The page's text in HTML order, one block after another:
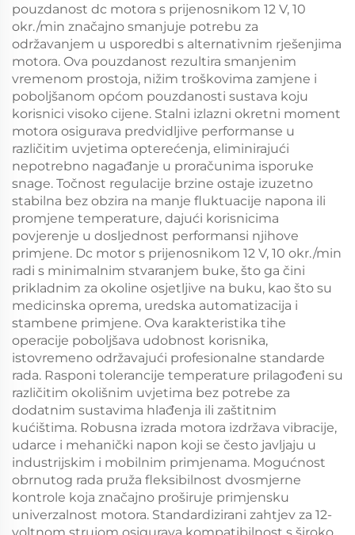
pouzdanost dc motora s prijenosnikom 12 V, 10
okr./min značajno smanjuje potrebu za
održavanjem u usporedbi s alternativnim rješenjima
motora. Ova pouzdanost rezultira smanjenim
vremenom prostoja, nižim troškovima zamjene i
poboljšanom općom pouzdanosti sustava koju
korisnici visoko cijene. Stalni izlazni okretni moment
motora osigurava predvidljive performanse u
različitim uvjetima opterećenja, eliminirajući
nepotrebno nagađanje u proračunima isporuke
snage. Točnost regulacije brzine ostaje izuzetno
stabilna bez obzira na manje fluktuacije napona ili
promjene temperature, dajući korisnicima
povjerenje u dosljednost performansi njihove
primjene. Dc motor s prijenosnikom 12 V, 10 okr./min
radi s minimalnim stvaranjem buke, što ga čini
prikladnim za okoline osjetljive na buku, kao što su
medicinska oprema, uredska automatizacija i
stambene primjene. Ova karakteristika tihe
operacije poboljšava udobnost korisnika,
istovremeno održavajući profesionalne standarde
rada. Rasponi tolerancije temperature prilagođeni su
različitim okolišnim uvjetima bez potrebe za
dodatnim sustavima hlađenja ili zaštitnim
kućištima. Robusna izrada motora izdržava vibracije,
udarce i mehanički napon koji se često javljaju u
industrijskim i mobilnim primjenama. Mogućnost
obrnutog rada pruža fleksibilnost dvosmjerne
kontrole koja značajno proširuje primjensku
univerzalnost motora. Standardizirani zahtjev za 12-